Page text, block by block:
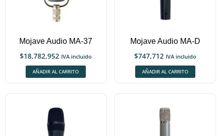
Mojave Audio MA-37
$18,782,952 IVA incluido
AÑADIR AL CARRITO
Mojave Audio MA-D
$747,712 IVA incluido
AÑADIR AL CARRITO